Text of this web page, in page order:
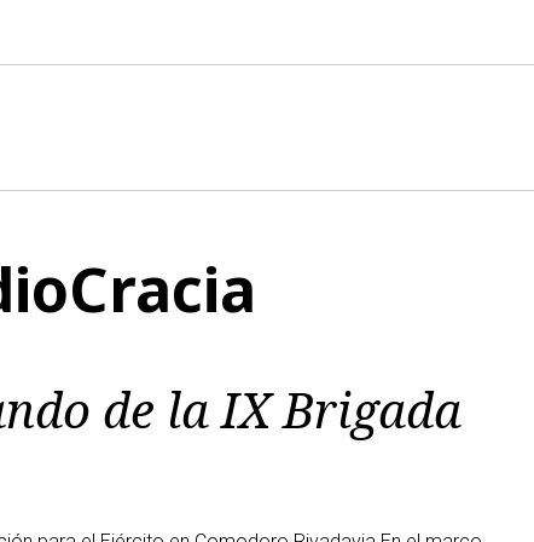
de la IX Brigada